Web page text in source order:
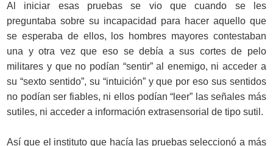
Al iniciar esas pruebas se vio que cuando se les
preguntaba sobre su incapacidad para hacer aquello que
se esperaba de ellos, los hombres mayores contestaban
una y otra vez que eso se debía a sus cortes de pelo
militares y que no podían “sentir” al enemigo, ni acceder a
su “sexto sentido”, su “intuición” y que por eso sus sentidos
no podían ser fiables, ni ellos podían “leer” las señales más
sutiles, ni acceder a información extrasensorial de tipo sutil.
Así que el instituto que hacía las pruebas seleccionó a más